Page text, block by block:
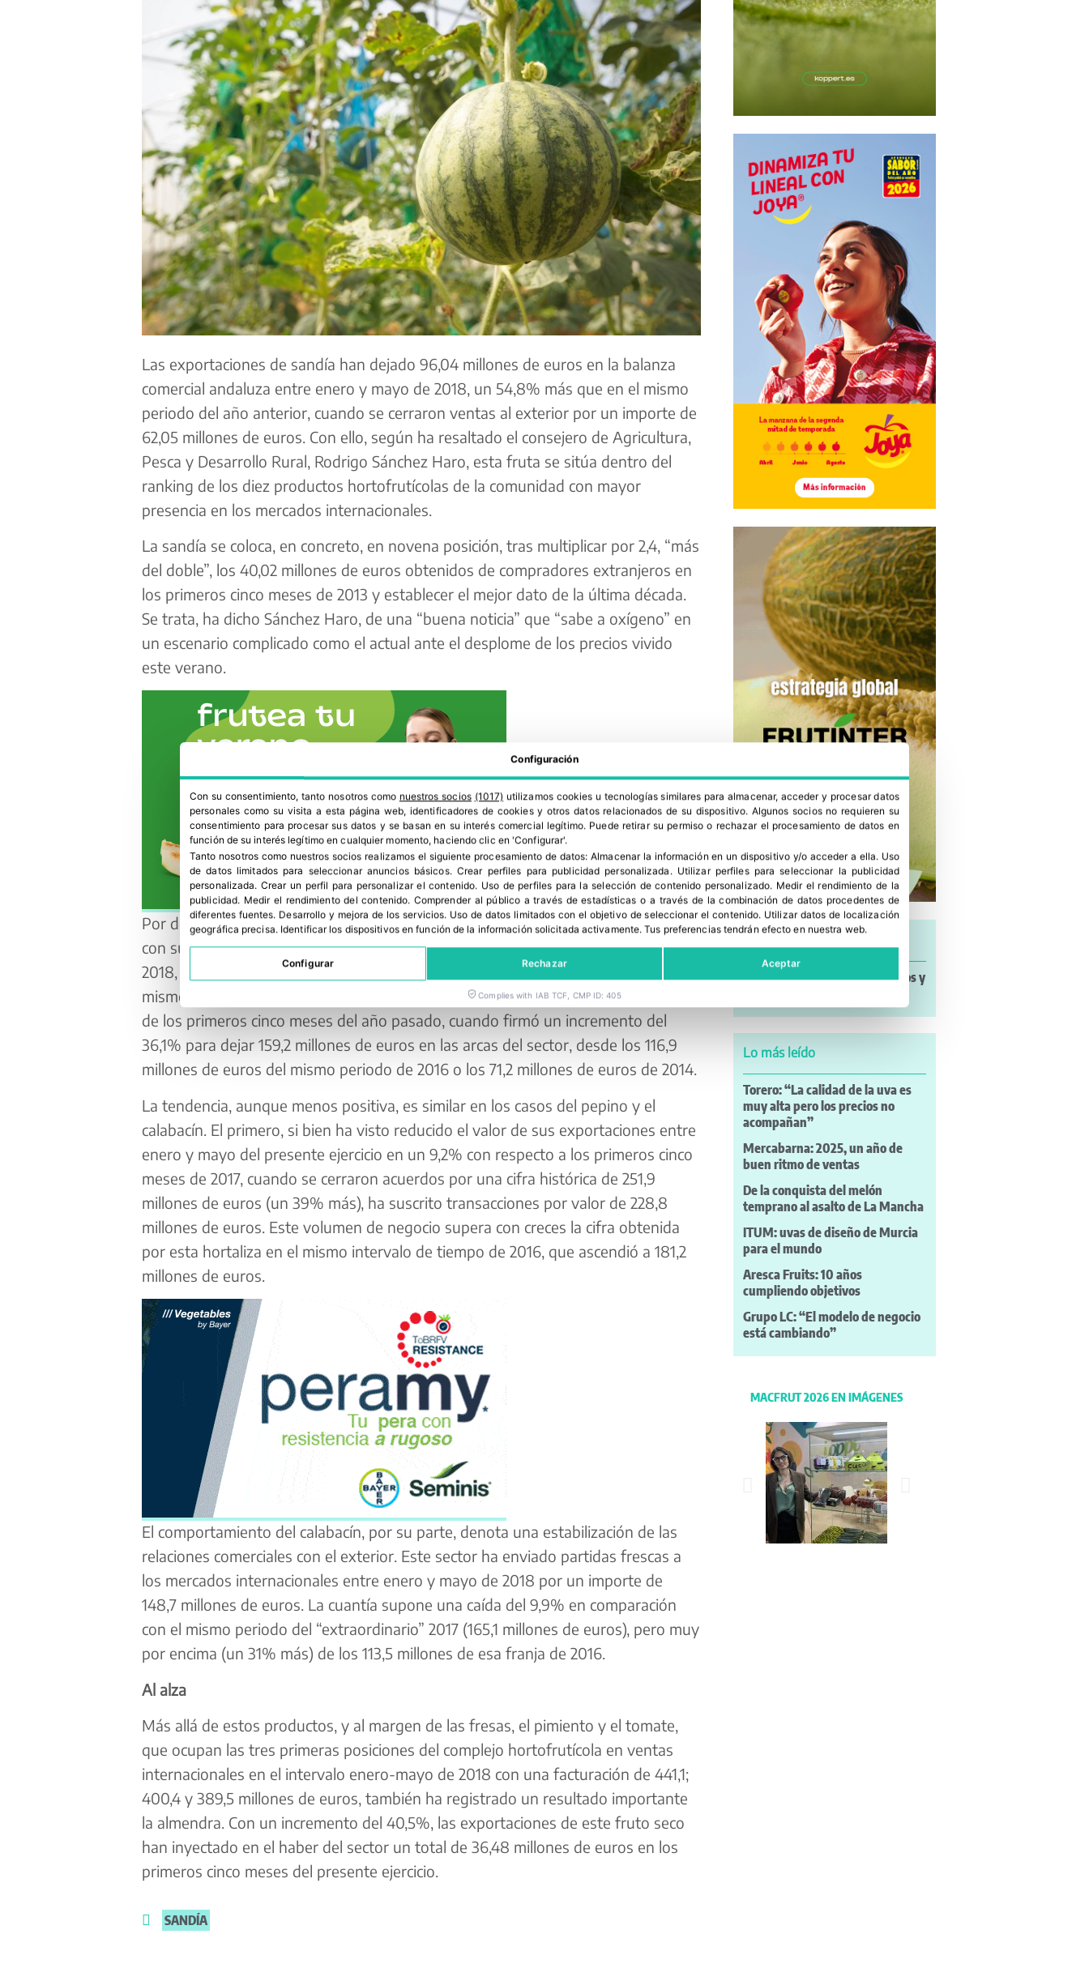
Las exportaciones de sandía han dejado 96,04 millones de euros en la balanza
comercial andaluza entre enero y mayo de 2018, un 54,8% más que en el mismo
periodo del año anterior, cuando se cerraron ventas al exterior por un importe de
62,05 millones de euros. Con ello, según ha resaltado el consejero de Agricultura,
Pesca y Desarrollo Rural, Rodrigo Sánchez Haro, esta fruta se sitúa dentro del
ranking de los diez productos hortofrutícolas de la comunidad con mayor
presencia en los mercados internacionales.
La sandía se coloca, en concreto, en novena posición, tras multiplicar por 2,4, “más
del doble”, los 40,02 millones de euros obtenidos de compradores extranjeros en
los primeros cinco meses de 2013 y establecer el mejor dato de la última década.
Se trata, ha dicho Sánchez Haro, de una “buena noticia” que “sabe a oxígeno” en
un escenario complicado como el actual ante el desplome de los precios vivido
este verano.
Por delante de la sandía en el ranking se mantiene, en el sexto lugar, el aguacate,
con su comercialización fuera de las fronteras nacionales, entre enero y mayo de
2018, por un montante de 163,5 millones de euros, un 2,7% más que en ese
mismo intervalo de 2017. Este cultivo afianza así el alto nivel de ventas al exterior
de los primeros cinco meses del año pasado, cuando firmó un incremento del
36,1% para dejar 159,2 millones de euros en las arcas del sector, desde los 116,9
millones de euros del mismo periodo de 2016 o los 71,2 millones de euros de 2014.
La tendencia, aunque menos positiva, es similar en los casos del pepino y el
calabacín. El primero, si bien ha visto reducido el valor de sus exportaciones entre
enero y mayo del presente ejercicio en un 9,2% con respecto a los primeros cinco
meses de 2017, cuando se cerraron acuerdos por una cifra histórica de 251,9
millones de euros (un 39% más), ha suscrito transacciones por valor de 228,8
millones de euros. Este volumen de negocio supera con creces la cifra obtenida
por esta hortaliza en el mismo intervalo de tiempo de 2016, que ascendió a 181,2
millones de euros.
El comportamiento del calabacín, por su parte, denota una estabilización de las
relaciones comerciales con el exterior. Este sector ha enviado partidas frescas a
los mercados internacionales entre enero y mayo de 2018 por un importe de
148,7 millones de euros. La cuantía supone una caída del 9,9% en comparación
con el mismo periodo del “extraordinario” 2017 (165,1 millones de euros), pero muy
por encima (un 31% más) de los 113,5 millones de esa franja de 2016.
Al alza
Más allá de estos productos, y al margen de las fresas, el pimiento y el tomate,
que ocupan las tres primeras posiciones del complejo hortofrutícola en ventas
internacionales en el intervalo enero-mayo de 2018 con una facturación de 441,1;
400,4 y 389,5 millones de euros, también ha registrado un resultado importante
la almendra. Con un incremento del 40,5%, las exportaciones de este fruto seco
han inyectado en el haber del sector un total de 36,48 millones de euros en los
primeros cinco meses del presente ejercicio.
SANDÍA
Noticias a mi Manera: incendios y
Lo más leído
Torero: “La calidad de la uva es
muy alta pero los precios no
acompañan”
Mercabarna: 2025, un año de
buen ritmo de ventas
De la conquista del melón
temprano al asalto de La Mancha
ITUM: uvas de diseño de Murcia
para el mundo
Aresca Fruits: 10 años
cumpliendo objetivos
Grupo LC: “El modelo de negocio
está cambiando”
MACFRUT 2026 EN IMÁGENES
Configuración
Con su consentimiento, tanto nosotros como nuestros socios (1017) utilizamos cookies u tecnologías similares para almacenar, acceder y procesar datos
personales como su visita a esta página web, identificadores de cookies y otros datos relacionados de su dispositivo. Algunos socios no requieren su
consentimiento para procesar sus datos y se basan en su interés comercial legítimo. Puede retirar su permiso o rechazar el procesamiento de datos en
función de su interés legítimo en cualquier momento, haciendo clic en 'Configurar'.
Tanto nosotros como nuestros socios realizamos el siguiente procesamiento de datos:Almacenar la información en un dispositivo y/o acceder a ella. Uso
de datos limitados para seleccionar anuncios básicos. Crear perfiles para publicidad personalizada . Utilizar perfiles para seleccionar la publicidad
personalizada. Crear un perfil para personalizar el contenido. Uso de perfiles para la selección de contenido personalizado. Medir el rendimiento de la
publicidad. Medir el rendimiento del contenido. Comprender al público a través de estadísticas o a través de la combinación de datos procedentes de
diferentes fuentes. Desarrollo y mejora de los servicios. Uso de datos limitados con el objetivo de seleccionar el contenido. Utilizar datos de localización
geográfica precisa. Identificar los dispositivos en función de la información solicitada activamente.Tus preferencias tendrán efecto en nuestra web.
Configurar Rechazar Aceptar
Complies with IAB TCF, CMP ID: 405